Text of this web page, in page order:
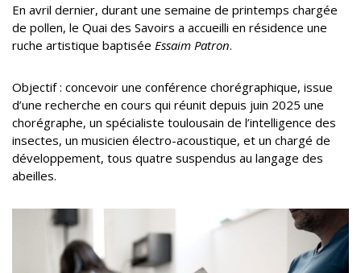
En avril dernier, durant une semaine de printemps chargée
de pollen, le Quai des Savoirs a accueilli en résidence une
ruche artistique baptisée Essaim Patron.
Objectif : concevoir une conférence chorégraphique, issue
d’une recherche en cours qui réunit depuis juin 2025 une
chorégraphe, un spécialiste toulousain de l’intelligence des
insectes, un musicien électro-acoustique, et un chargé de
développement, tous quatre suspendus au langage des
abeilles.